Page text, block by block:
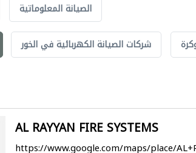
الصيانة المعلوماتية
شركات الصيانة الكهربائية في الخور
AL RAYYAN FIRE SYSTEMS
https://www.google.com/maps/place/